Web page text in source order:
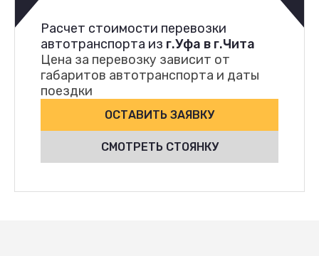
Расчет стоимости перевозки
автотранспорта из г.Уфа в г.Чита
Цена за перевозку зависит от
габаритов автотранспорта и даты
поездки
ОСТАВИТЬ ЗАЯВКУ
СМОТРЕТЬ СТОЯНКУ